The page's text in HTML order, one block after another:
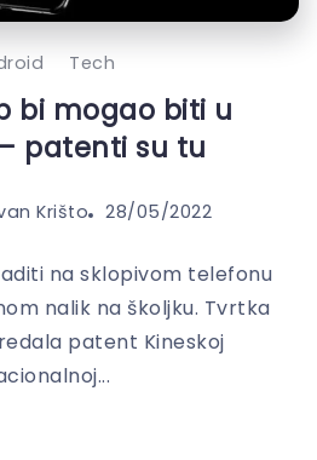
Tech
bi mogao biti u
patenti su tu
Krišto 28/05/2022
na sklopivom telefonu
nalik na školjku. Tvrtka
patent Kineskoj